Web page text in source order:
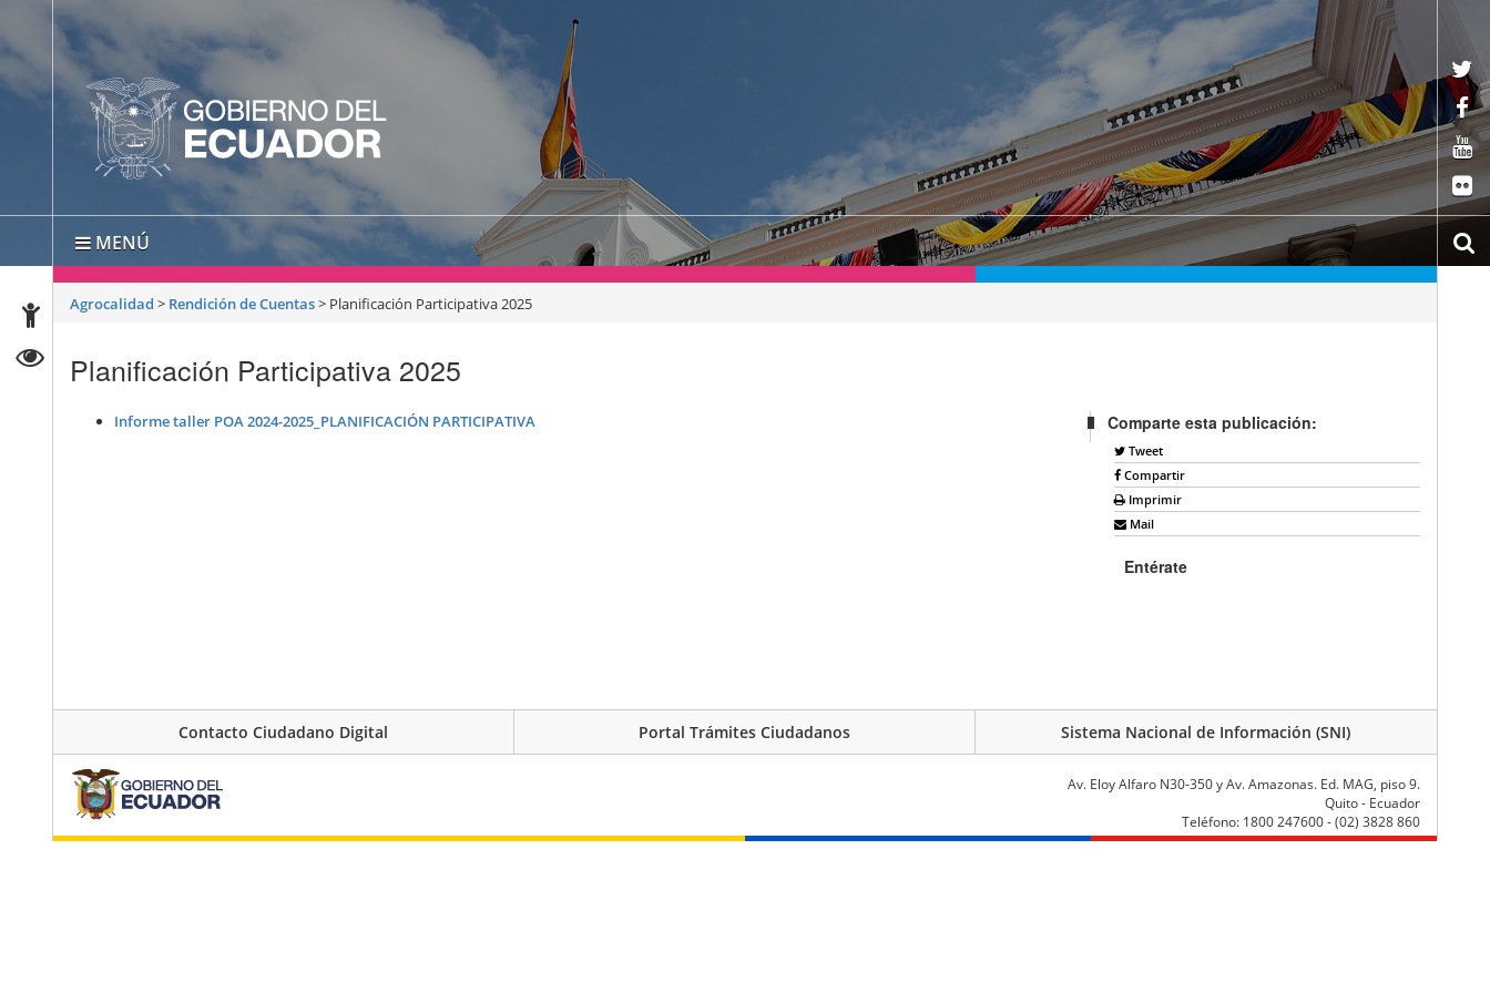
MENÚ
Agrocalidad > Rendición de Cuentas> Planificación Participativa 2025
Planificación Participativa 2025
Informe taller POA 2024-2025_PLANIFICACIÓN PARTICIPATIVA Comparte esta publicación:
Tweet
Compartir
Imprimir
Mail
Entérate
Contacto Ciudadano Digital Portal Trámites Ciudadanos Sistema Nacional de Información (SNI)
Av. Eloy Alfaro N30-350 y Av. Amazonas. Ed. MAG, piso 9.
Quito - Ecuador
Teléfono: 1800 247600 - (02) 3828 860